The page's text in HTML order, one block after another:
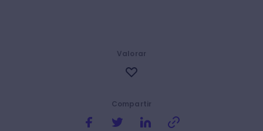
Compartir
Valorar